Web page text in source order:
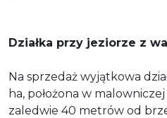
Działka przy jeziorze z
Na sprzedaż wyjątkowa
ha, położona w
zaledwie 40 metrów od